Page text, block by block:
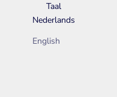
Taal
Nederlands
English